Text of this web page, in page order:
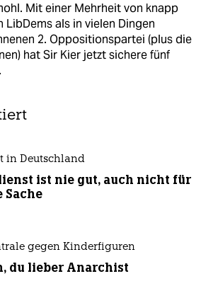
Mit einer Mehrheit von knapp
LibDems als in vielen Dingen
2. Oppositionspartei (plus die
hat Sir Kier jetzt sichere fünf
in Deutschland
ist nie gut, auch nicht für
Sache
gegen Kinderfiguren
du lieber Anarchist